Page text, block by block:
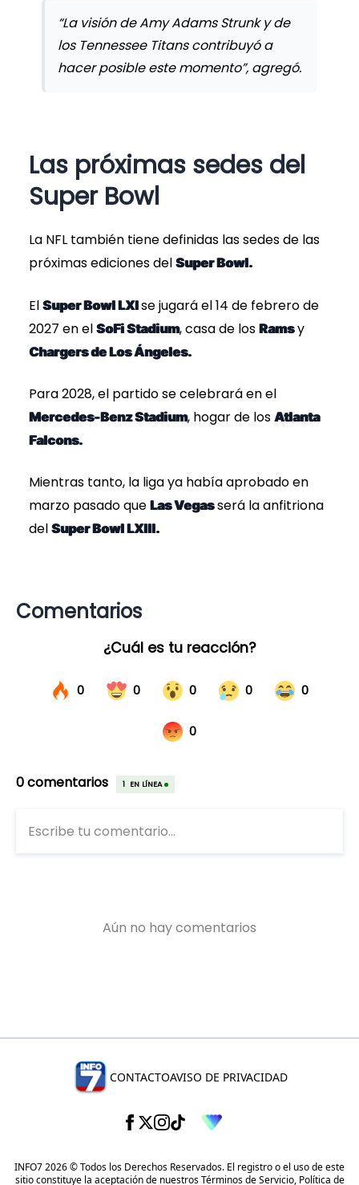
“La visión de Amy Adams Strunk y de
los Tennessee Titans contribuyó a
hacer posible este momento”, agregó.
Las próximas sedes del
Super Bowl
La NFL también tiene definidas las sedes de las
próximas ediciones del Super Bowl.
El Super Bowl LXIse jugará el 14 de febrero de
2027 en el SoFi Stadium, casa de los Ramsy
Chargers de Los Ángeles.
Para 2028, el partido se celebrará en el
Mercedes-Benz Stadium, hogar de los Atlanta
Falcons.
Mientras tanto, la liga ya había aprobado en
marzo pasado que Las Vegasserá la anfitriona
del Super Bowl LXIII.
Comentarios
CONTACTOAVISO DE PRIVACIDAD
INFO7 2026 © Todos los Derechos Reservados. El registro o el uso de este
sitio constituye la aceptación de nuestrosTérminos de Servicio, Política de